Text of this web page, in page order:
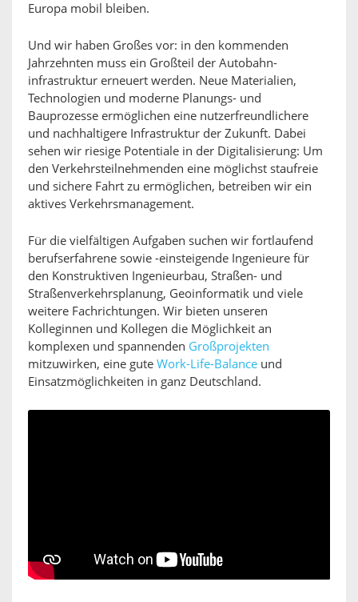
Europa mobil bleiben.
Und wir haben Großes vor: in den kommenden
Jahrzehnten muss ein Großteil der Autobahn-
infrastruktur erneuert werden. Neue Materialien,
Technologien und moderne Planungs- und
Bauprozesse ermöglichen eine nutzerfreundlichere
und nachhaltigere Infrastruktur der Zukunft. Dabei
sehen wir riesige Potentiale in der Digitalisierung: Um
den Verkehrsteilnehmenden eine möglichst staufreie
und sichere Fahrt zu ermöglichen, betreiben wir ein
aktives Verkehrsmanagement.
Für die vielfältigen Aufgaben suchen wir fortlaufend
berufserfahrene sowie -einsteigende Ingenieure für
den Konstruktiven Ingenieurbau, Straßen- und
Straßenverkehrsplanung, Geoinformatik und viele
weitere Fachrichtungen. Wir bieten unseren
Kolleginnen und Kollegen die Möglichkeit an
komplexen und spannenden Großprojekten
mitzuwirken, eine gute Work-Life-Balance und
Einsatzmöglichkeiten in ganz Deutschland.